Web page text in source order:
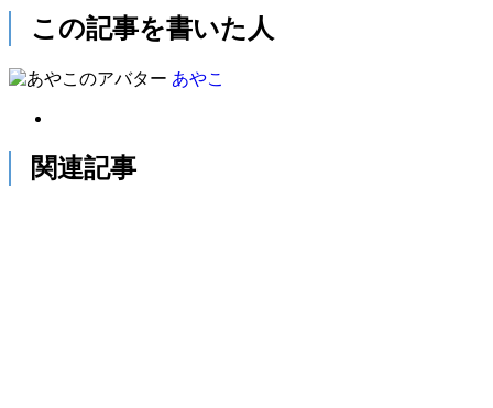
この記事を書いた人
あやこ
関連記事